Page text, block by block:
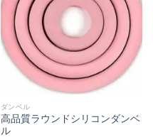
ダンベル
高品質ラウンドシリコンダンベ
ル